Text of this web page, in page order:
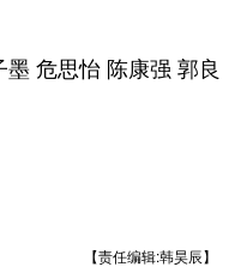
危思怡 陈康强 郭良
【责任编辑:韩昊辰】